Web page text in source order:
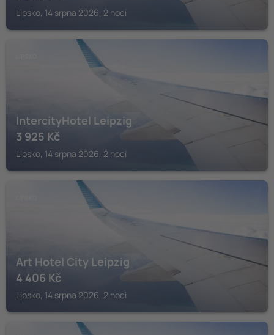
Lipsko, 14 srpna 2026, 2 noci
IntercityHotel Leipzig
3 925 Kč
Lipsko, 14 srpna 2026, 2 noci
Art Hotel City Leipzig
4 406 Kč
Lipsko, 14 srpna 2026, 2 noci